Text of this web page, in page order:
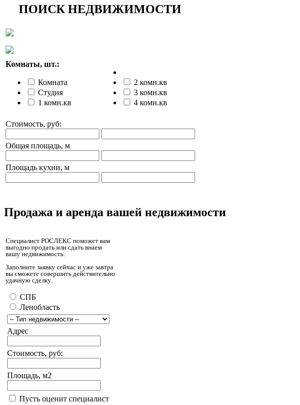
ПОИСК НЕДВИЖИМОСТИ
Комнаты, шт.:
Комната
Студия
1 комн.кв
2 комн.кв
3 комн.кв
4 комн.кв
Стоимость, руб:
Общая площадь, м
Площадь кухни, м
Продажа и аренда вашей недвижимости
Специалист РОСЛЕКС поможет вам
выгодно продать или сдать внаем
вашу недвижимость.
Заполните заявку сейчас и уже завтра
вы сможете совершить действительно
удачную сделку.
СПБ
Ленобласть
Адрес
Стоимость, руб:
Площадь, м2
Пусть оценит специалист